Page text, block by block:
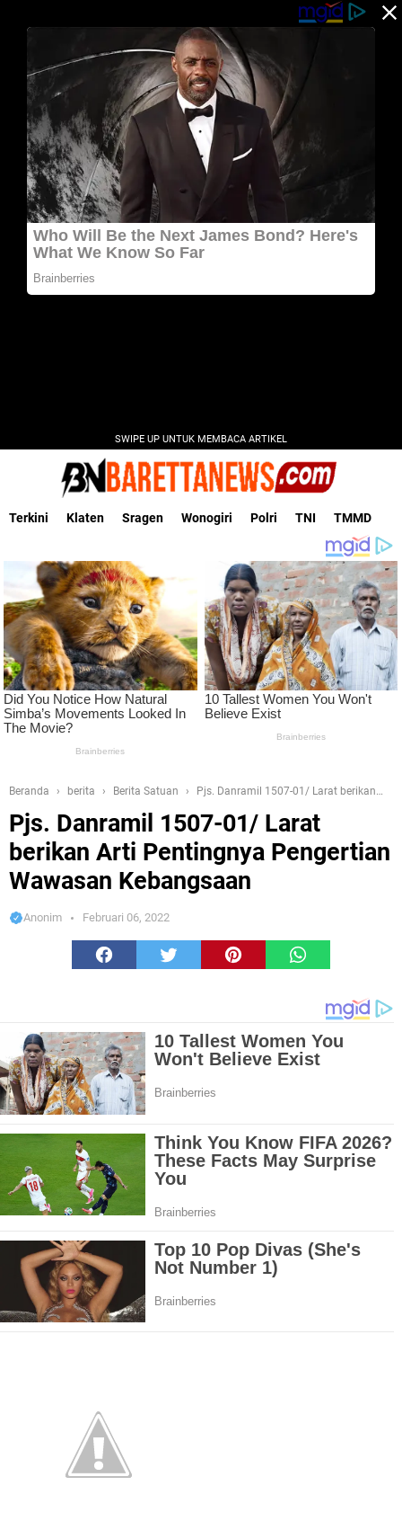
SWIPE UP UNTUK MEMBACA ARTIKEL
Terkini Klaten Sragen Wonogiri Polri TNI TMMD
Beranda berita Berita Satuan
Pjs. Danramil 1507-01/ Larat berikan
Pjs. Danramil 1507-01/ Larat
berikan Arti Pentingnya Pengertian
Wawasan Kebangsaan
Anonim Februari 06, 2022